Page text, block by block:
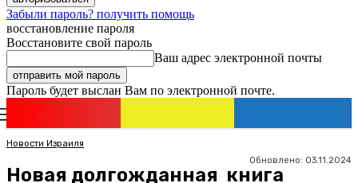
Забыли пароль? получить помощь
восстановление пароля
Восстановите свой пароль
Ваш адрес электронной почты
Пароль будет выслан Вам по электронной почте.
Новости Израиля
Обновлено: 03.11.2024
Новая долгожданная книга